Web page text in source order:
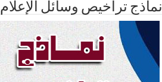
نماذج تراخيص وسائل الإعلام